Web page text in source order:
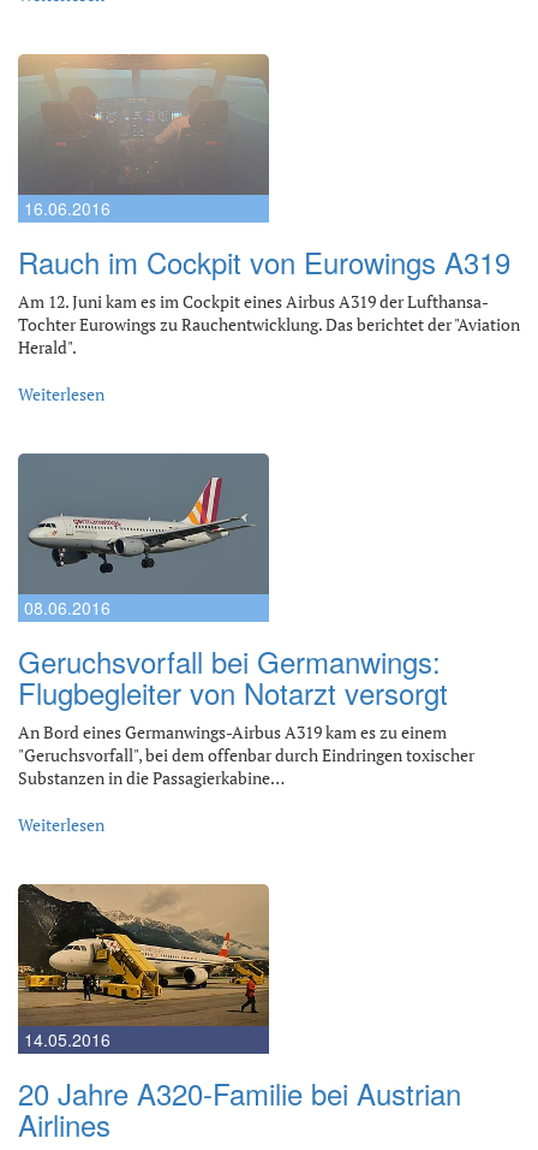
16.06.2016
Rauch im Cockpit von Eurowings A319
Am 12. Juni kam es im Cockpit eines Airbus A319 der Lufthansa-
Tochter Eurowings zu Rauchentwicklung. Das berichtet der "Aviation
Herald".
Weiterlesen
08.06.2016
Geruchsvorfall bei Germanwings:
Flugbegleiter von Notarzt versorgt
An Bord eines Germanwings-Airbus A319 kam es zu einem
"Geruchsvorfall", bei dem offenbar durch Eindringen toxischer
Substanzen in die Passagierkabine…
Weiterlesen
14.05.2016
20 Jahre A320-Familie bei Austrian
Airlines